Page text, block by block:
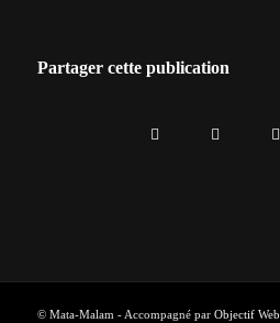
Partager cette publication
© Mata-Malam - Accompagné par Objectif Web